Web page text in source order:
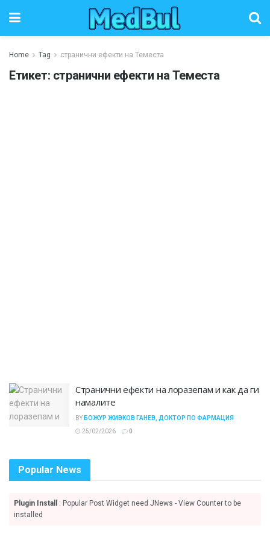
Home Tag странични ефекти на Теместа
Етикет: странични ефекти на Теместа
Странични ефекти на лоразепам и как да ги
намалите
BY БОЖУР ЖИВКОВ ГАНЕВ, ДОКТОР ПО ФАРМАЦИЯ
25/02/2026
0
Popular News
Plugin Install
: Popular Post Widget need JNews - View Counter to be
installed